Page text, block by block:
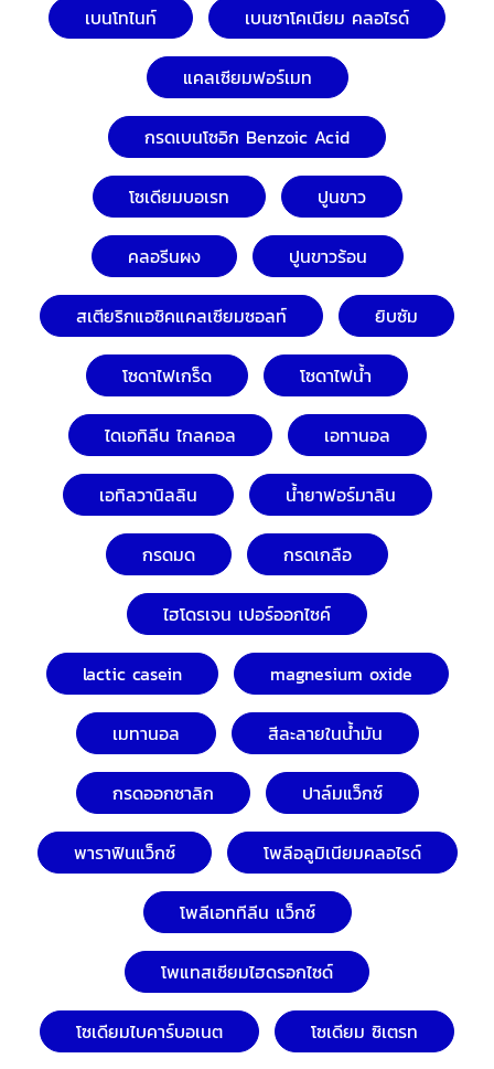
เบนโทไนท์ เบนซาโคเนียม คลอไรด์
แคลเซียมฟอร์เมท
กรดเบนโซอิก Benzoic Acid
โซเดียมบอเรท ปูนขาว
คลอรีนผง ปูนขาวร้อน
สเตียริกแอซิคแคลเซียมซอลท์ ยิบซัม
โซดาไฟเกร็ด โซดาไฟน้ำ
ไดเอทิลีน ไกลคอล เอทานอล
เอทิลวานิลลิน น้ำยาฟอร์มาลิน
กรดมด กรดเกลือ
ไฮโดรเจน เปอร์ออกไซค์
lactic casein magnesium oxide
เมทานอล สีละลายในน้ำมัน
กรดออกซาลิก ปาล์มแว็กซ์
พาราฟินแว็กซ์ โพลีอลูมิเนียมคลอไรด์
โพลีเอททีลีน แว็กซ์
โพแทสเซียมไฮดรอกไซด์
โซเดียมไบคาร์บอเนต โซเดียม ซิเตรท